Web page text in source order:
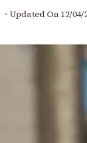
Updated On 12/04/